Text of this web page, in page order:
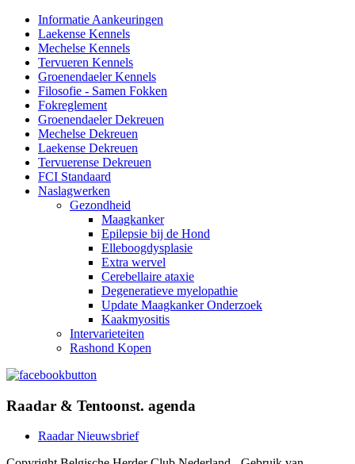
Informatie Aankeuringen
Laekense Kennels
Mechelse Kennels
Tervueren Kennels
Groenendaeler Kennels
Filosofie - Samen Fokken
Fokreglement
Groenendaeler Dekreuen
Mechelse Dekreuen
Laekense Dekreuen
Tervuerense Dekreuen
FCI Standaard
Naslagwerken
Gezondheid
Maagkanker
Epilepsie bij de Hond
Elleboogdysplasie
Extra wervel
Cerebellaire ataxie
Degeneratieve myelopathie
Update Maagkanker Onderzoek
Kaakmyositis
Intervarieteiten
Rashond Kopen
Raadar & Tentoonst. agenda
Raadar Nieuwsbrief